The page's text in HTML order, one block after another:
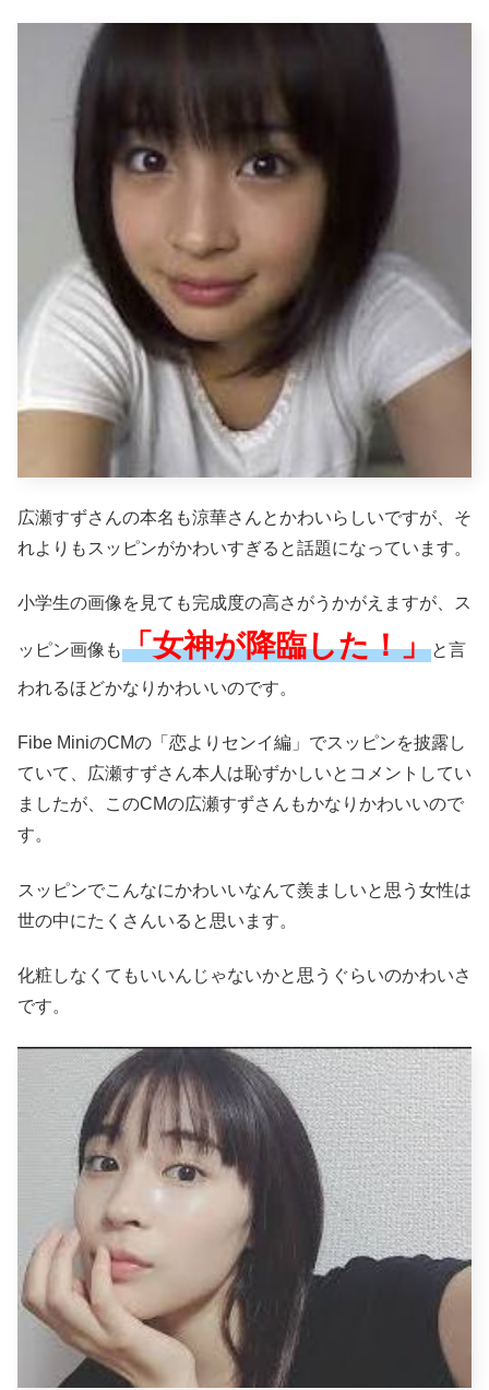
広瀬すずさんの本名も涼華さんとかわいらしいですが、そ
れよりもスッピンがかわいすぎると話題になっています。
小学生の画像を見ても完成度の高さがうかがえますが、ス
ッピン画像も「女神が降臨した！」と言
われるほどかなりかわいいのです。
Fibe MiniのCMの「恋よりセンイ編」でスッピンを披露し
ていて、広瀬すずさん本人は恥ずかしいとコメントしてい
ましたが、このCMの広瀬すずさんもかなりかわいいので
す。
スッピンでこんなにかわいいなんて羨ましいと思う女性は
世の中にたくさんいると思います。
化粧しなくてもいいんじゃないかと思うぐらいのかわいさ
です。